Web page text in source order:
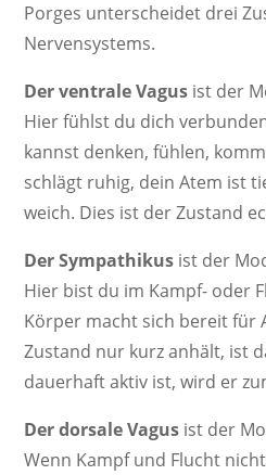
Porges unterscheidet drei
Nervensystems.
Der ventrale Vagus ist der
Hier fühlst du dich
kannst denken, fühlen,
schlägt ruhig, dein Atem ist
weich. Dies ist der Zustand
Der Sympathikus ist der
Hier bist du im Kampf- oder
Körper macht sich bereit für
Zustand nur kurz anhält, ist
dauerhaft aktiv ist, wird er
Der dorsale Vagus ist der
Wenn Kampf und Flucht